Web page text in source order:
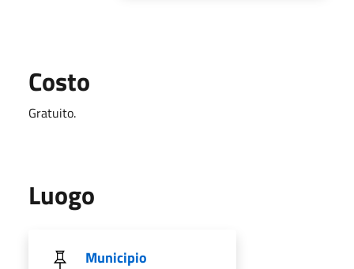
Costo
Gratuito.
Luogo
Municipio